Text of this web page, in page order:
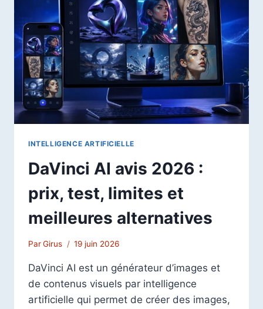
GUIDE
COMPLET
POUR
BIEN
CHOISIR
INTELLIGENCE ARTIFICIELLE
DaVinci AI avis 2026 :
prix, test, limites et
meilleures alternatives
ParGirus 19 juin 2026
DaVinci AI est un générateur d’images et
de contenus visuels par intelligence
artificielle qui permet de créer des images,